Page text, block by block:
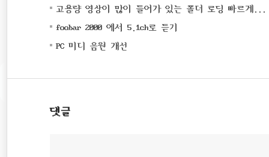
고용량 영상이 많이 들어가 있는 폴더 로딩 빠르게...
foobar 2000 에서 5.1ch로 듣기
PC 미디 음원 개선
댓글